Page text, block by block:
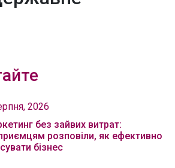
2026
без зайвих витрат:
розповіли, як ефективно
бізнес